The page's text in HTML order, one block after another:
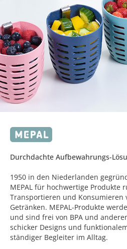
Durchdachte Aufbewahrungs-
1950 in den Niederlanden
MEPAL für hochwertige Produkte
Transportieren und Konsumieren
Getränken. MEPAL-Produkte
und sind frei von BPA und
schicker Designs und
ständiger Begleiter im Alltag.